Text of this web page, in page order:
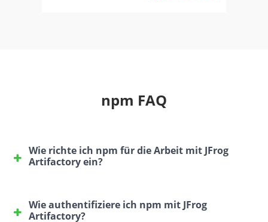
npm FAQ
Wie richte ich npm für die Arbeit mit JFrog
Artifactory ein?
Sie die JFrog-Registry zu Ihrer .npmrc-Datei hinzu,
indem Sie Folgendes ausführen:
Wie authentifiziere ich npm mit JFrog
Artifactory?